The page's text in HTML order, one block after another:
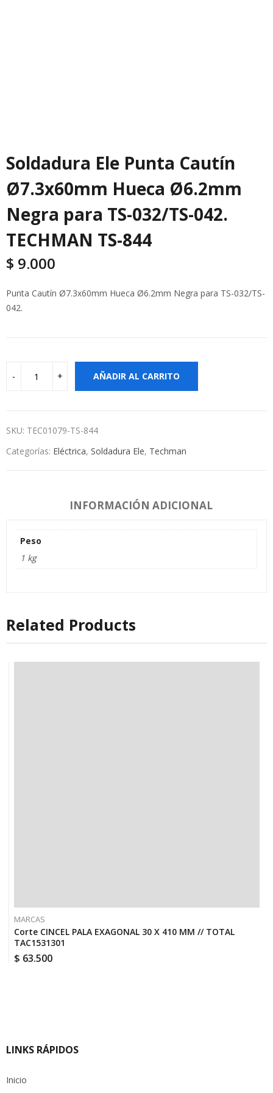
Soldadura Ele Punta Cautín
Ø7.3x60mm Hueca Ø6.2mm
Negra para TS-032/TS-042.
TECHMAN TS-844
$ 9.000
Punta Cautín Ø7.3x60mm Hueca Ø6.2mm Negra para TS-032/TS-
042.
AÑADIR AL CARRITO
SKU: TEC01079-TS-844
Categorías: Eléctrica, Soldadura Ele, Techman
INFORMACIÓN ADICIONAL
Peso
1 kg
Related Products
MARCAS
Corte CINCEL PALA EXAGONAL 30 X 410 MM // TOTAL
TAC1531301
$ 63.500
LINKS RÁPIDOS
Inicio